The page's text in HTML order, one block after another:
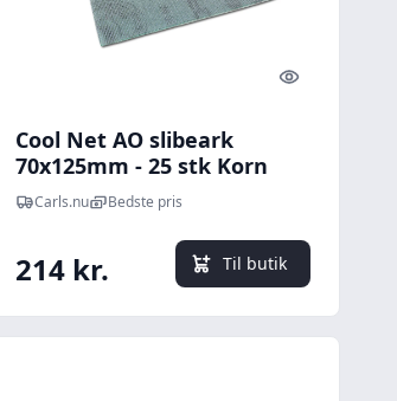
Quick look
Cool Net AO slibeark
70x125mm - 25 stk Korn
P120
Carls.nu Bedste pris
214 kr. Til butik